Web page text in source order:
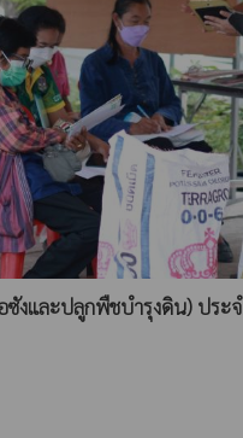
ซังและปลูกพืชบำรุงดิน) ปร